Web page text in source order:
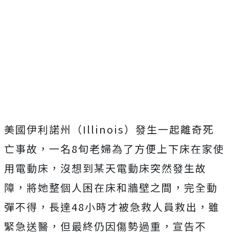
美國伊利諾州（Illinois）發生一起離奇死
亡事故，一名8旬老婦為了方便上下床在家使
用電動床，沒想到某天電動床突然發生故
障，將她整個人困在床和牆壁之間，完全動
彈不得，長達48小時才被急救人員救出，雖
緊急送醫，但最終仍因傷勢過重，宣告不